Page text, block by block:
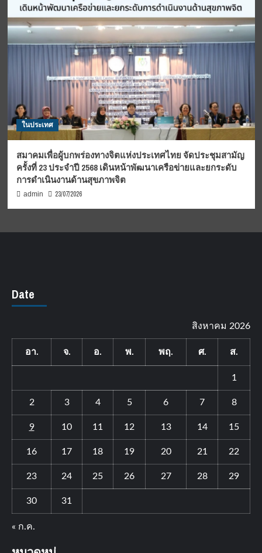
ในประเทศ
สมาคมเพื่อผู้บกพร่องทางจิตแห่งประเทศไทย จัดประชุมสามัญ
ครั้งที่ 23 ประจำปี 2568 เดินหน้าพัฒนาเครือข่ายและยกระดับ
การดำเนินงานด้านสุขภาพจิต
admin 23/07/2026
Date
สิงหาคม 2026
อา. จ. อ. พ. พฤ. ศ. ส.
1
2 3 4 5 6 7 8
9 10 11 12 13 14 15
16 17 18 19 20 21 22
23 24 25 26 27 28 29
30 31
« ก.ค.